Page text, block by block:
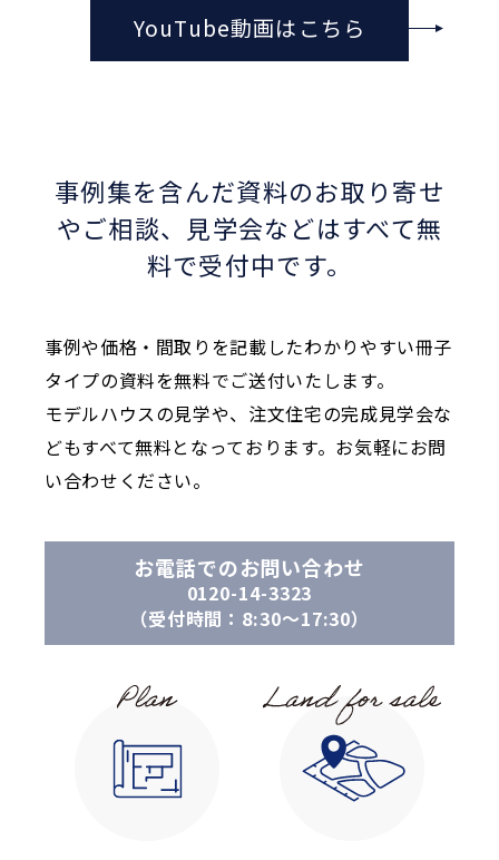
YouTube動画はこちら
事例集を含んだ資料のお取り寄せ
やご相談、
見学会などはすべて無
料で受付中です。
事例や価格・間取りを記載したわかりやすい冊子
タイプの資料を無料でご送付いたします。
モデルハウスの見学や、注文住宅の完成見学会な
どもすべて無料となっております。お気軽にお問
い合わせください。
お電話でのお問い合わせ
0120-14-3323
（受付時間：8:30〜17:30）